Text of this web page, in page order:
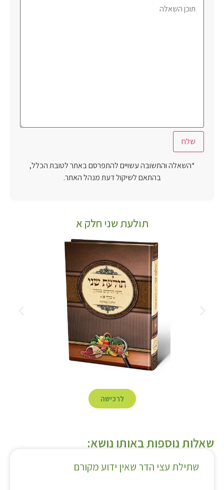
*השאלה והתשובה עשויים להתפרסם באתר לטובת הכלל,
בהתאם לשיקול דעת מנהל האתר.
תולעת שני חלק א
לרכישה
שאלות נוספות באותו נושא:
שתילת עצי הדר שאין ידוע מקורם